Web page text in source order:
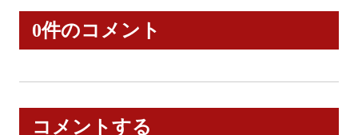
0件のコメント
コメントする